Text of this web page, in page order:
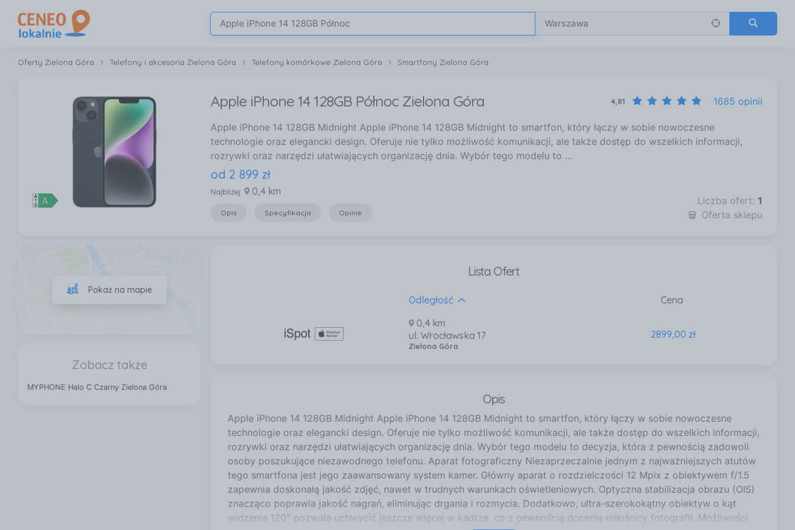
Oferty Zielona Góra Telefony i akcesoria Zielona Góra Telefony komórkowe Zielona Góra Smartfony Zielona Góra
Apple iPhone 14 128GB Północ Zielona Góra 4,81 1685 opinii
Apple iPhone 14 128GB Midnight Apple iPhone 14 128GB Midnight to smartfon, który łączy w sobie nowoczesne
technologie oraz elegancki design. Oferuje nie tylko możliwość komunikacji, ale także dostęp do wszelkich informacji,
rozrywki oraz narzędzi ułatwiających organizację dnia. Wybór tego modelu to …
od 2 899 zł
Najbliżej: 0,4 km
Opis Specyfikacja Opinie
Liczba ofert: 1
Oferta sklepu
Lista Ofert
Odległość
Cena
0,4 km
ul. Wrocławska 17
Zielona Góra
2899,00 zł
Opis
Apple iPhone 14 128GB Midnight Apple iPhone 14 128GB Midnight to smartfon, który łączy w sobie nowoczesne
technologie oraz elegancki design. Oferuje nie tylko możliwość komunikacji, ale także dostęp do wszelkich informacji,
rozrywki oraz narzędzi ułatwiających organizację dnia. Wybór tego modelu to decyzja, która z pewnością zadowoli
osoby poszukujące niezawodnego telefonu. Aparat fotograficzny Niezaprzeczalnie jednym z najważniejszych atutów
tego smartfona jest jego zaawansowany system kamer. Główny aparat o rozdzielczości 12 Mpix z obiektywem f/1.5
zapewnia doskonałą jakość zdjęć, nawet w trudnych warunkach oświetleniowych. Optyczna stabilizacja obrazu (OIS)
znacząco poprawia jakość nagrań, eliminując drgania i rozmycia. Dodatkowo, ultra-szerokokątny obiektyw o kąt
widzenia 120° pozwala uchwycić jeszcze więcej w kadrze, co z pewnością docenią miłośnicy fotografii. Możliwości
Pokaż na mapie
Zobacz także
MYPHONE Halo C Czarny Zielona Góra